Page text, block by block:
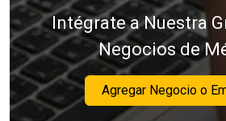
Intégrate a Nuestra
Negocios de
Agregar Negocio o